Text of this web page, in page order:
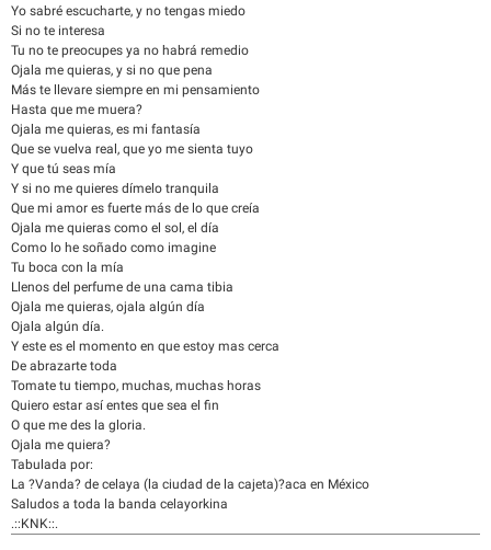
Yo sabré escucharte, y no tengas miedo
Si no te interesa
Tu no te preocupes ya no habrá remedio
Ojala me quieras, y si no que pena
Más te llevare siempre en mi pensamiento
Hasta que me muera?
Ojala me quieras, es mi fantasía
Que se vuelva real, que yo me sienta tuyo
Y que tú seas mía
Y si no me quieres dímelo tranquila
Que mi amor es fuerte más de lo que creía
Ojala me quieras como el sol, el día
Como lo he soñado como imagine
Tu boca con la mía
Llenos del perfume de una cama tibia
Ojala me quieras, ojala algún día
Ojala algún día.
Y este es el momento en que estoy mas cerca
De abrazarte toda
Tomate tu tiempo, muchas, muchas horas
Quiero estar así entes que sea el fin
O que me des la gloria.
Ojala me quiera?
Tabulada por:
La ?Vanda? de celaya (la ciudad de la cajeta)?aca en México
Saludos a toda la banda celayorkina
.::KNK::.